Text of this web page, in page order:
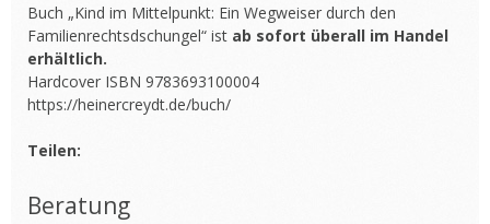
Buch „Kind im Mittelpunkt: Ein Wegweiser durch den
Familienrechtsdschungel“ ist ab sofort überall im Handel
erhältlich.
Hardcover ISBN 9783693100004
https://heinercreydt.de/buch/
Teilen:
Beratung